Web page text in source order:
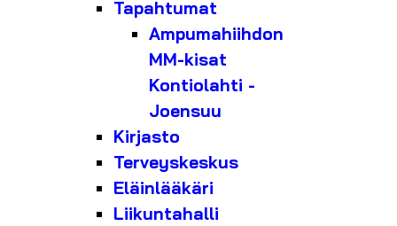
Tapahtumat
Ampumahiihdon
MM-kisat
Kontiolahti -
Joensuu
Kirjasto
Terveyskeskus
Eläinlääkäri
Liikuntahalli